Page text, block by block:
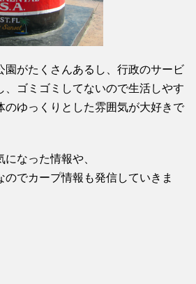
園がたくさんあるし、行政のサービ
、ゴミゴミしてないので生活しやす
のゆっくりとした雰囲気が大好きで
なった情報や、
のでカープ情報も発信していきま